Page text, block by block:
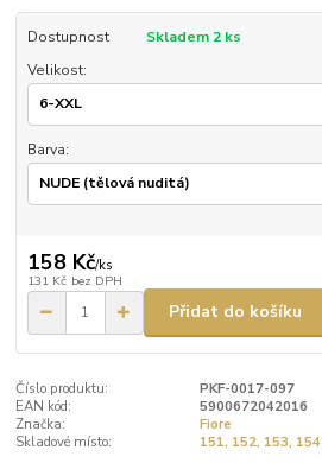
Dostupnost
Skladem 2 ks
Velikost:
Barva:
158 Kč/ks
131 Kč bez DPH
Přidat do košíku
Číslo produktu:
PKF-0017-097
EAN kód:
5900672042016
Značka:
Fiore
Skladové místo:
151, 152, 153, 154